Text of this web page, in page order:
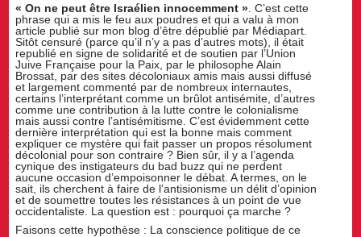
« On ne peut être Israélien innocemment » . C’est cette
phrase qui a mis le feu aux poudres et qui a valu à mon
article publié sur mon blog d’être dépublié par Médiapart.
Sitôt censuré (parce qu’il n’y a pas d’autres mots), il était
republié en signe de solidarité et de soutien par l’Union
Juive Française pour la Paix, par le philosophe Alain
Brossat, par des sites décoloniaux amis mais aussi diffusé
et largement commenté par de nombreux internautes,
certains l’interprétant comme un brûlot antisémite, d’autres
comme une contribution à la lutte contre le colonialisme
mais aussi contre l’antisémitisme. C’est évidemment cette
dernière interprétation qui est la bonne mais comment
expliquer ce mystère qui fait passer un propos résolument
décolonial pour son contraire ? Bien sûr, il y a l’agenda
cynique des instigateurs du bad buzz qui ne perdent
aucune occasion d’empoisonner le débat. A termes, on le
sait, ils cherchent à faire de l’antisionisme un délit d’opinion
et de soumettre toutes les résistances à un point de vue
occidentaliste. La question est : pourquoi ça marche ?
Faisons cette hypothèse : La conscience politique de ce